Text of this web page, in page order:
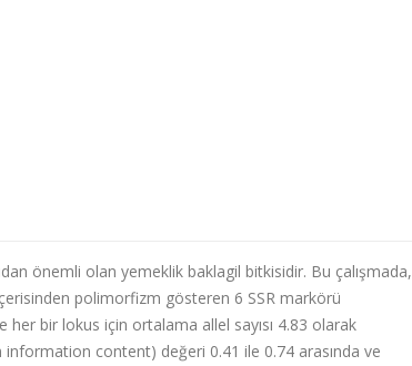
önemli olan yemeklik baklagil bitkisidir. Bu çalışmada,
polimorfizm gösteren 6 SSR markörü
her bir lokus için ortalama allel sayısı 4.83 olarak
content) değeri 0.41 ile 0.74 arasında ve